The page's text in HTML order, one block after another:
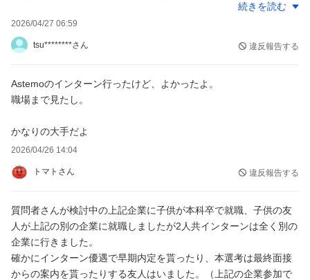
三菱電機は普通に何卒だろうが評判が悪いのでオススメしませ
ん。令和元年には新入社員がパワハラで自殺されていますし、慢
性的な長時間労働が問題視されています。品質の三菱を謳ってお
きながら30年以上の品質不正を隠蔽するなど、労務問題から品質
わっている！」を期待して新卒カードをこの会社に使うことはか
なりリスキーな行動だと思います。インターン生に本当の部分を
れませんね。(個人的には、入社は勧められません)
主観ですが、参考になれば幸いです。
続きを読む
2026/04/27 06:59
tsu********さん 違反報告する
Astemoのインターン行ったけど、よかったよ。
職場まで見たし。
かなりの大手だよ
2026/04/26 14:04
トマトさん 違反報告する
質問者さんが検討中の上記企業に子供が本科卒で就職、子供の友
人が上記の別の企業に就職しましたが2人共インターンは全く別の
企業に行きました。
確かにインターン優遇で早期内定を貰ったり、本選考は最終面接
からの案内を貰ったりする友人はいました。（上記の企業参加で